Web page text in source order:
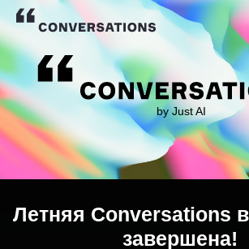
by Just AI
трансляции и файлам презентаций обоих дней (25
После оплаты на указанную Вами почту придет
Летняя Conversations в СПб 2026
завершена!